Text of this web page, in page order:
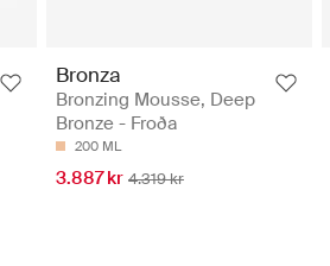
Bronza
Bronzing Mousse, Deep
Bronze - Froða
200 ML
3.887 kr 4.319 kr